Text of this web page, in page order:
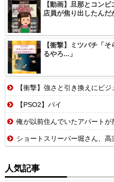
【動画】旦那とコン
店員が焦り出したんだ
【衝撃】ミツバチ「
るやろ...」
【衝撃】強さと引き換えにビ
【PSO2】パイ
俺が以前住んでいたアパートが所謂出る所で、 付き合いたての彼女を怖がらせ
ショートスリーパー堀さん、高須クリニックに医学的
人気記事